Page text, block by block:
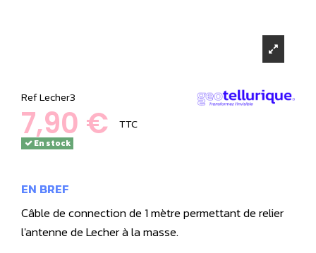
RefLecher3
7,90 € TTC
En stock
EN BREF
Câble de connection de 1 mètre permettant de relier
l'antenne de Lecher à la masse.